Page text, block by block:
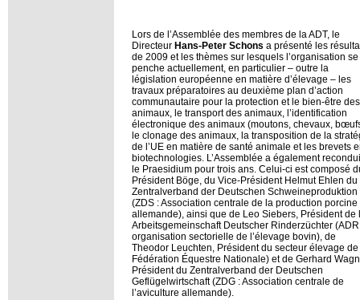
Lors de l’Assemblée des membres de la ADT, le
Directeur Hans-Peter Schons a présenté les
de 2009 et les thèmes sur lesquels l’organisation se
penche actuellement, en particulier – outre la
législation européenne en matière d’élevage – les
travaux préparatoires au deuxième plan d’action
communautaire pour la protection et le bien-être des
animaux, le transport des animaux, l’identification
électronique des animaux (moutons, chevaux,
le clonage des animaux, la transposition de la
de l’UE en matière de santé animale et les brevets
biotechnologies. L’Assemblée a également
le Praesidium pour trois ans. Celui-ci est composé
Président Böge, du Vice-Président Helmut Ehlen du
Zentralverband der Deutschen Schweineproduktion
(ZDS : Association centrale de la production porcine
allemande), ainsi que de Leo Siebers, Président de
Arbeitsgemeinschaft Deutscher Rinderzüchter
organisation sectorielle de l’élevage bovin), de
Theodor Leuchten, Président du secteur élevage
Fédération Équestre Nationale) et de Gerhard
Président du Zentralverband der Deutschen
Geflügelwirtschaft (ZDG : Association centrale de
l’aviculture allemande).